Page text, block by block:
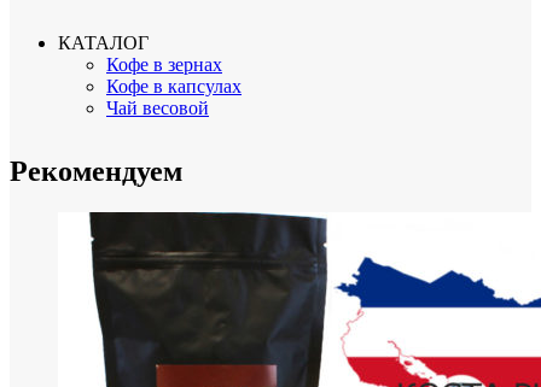
КАТАЛОГ
Кофе в зернах
Кофе в капсулах
Чай весовой
Рекомендуем